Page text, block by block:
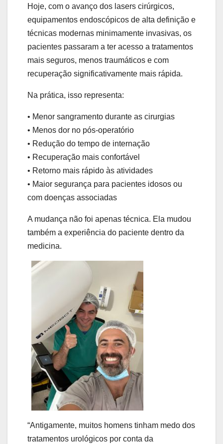
Hoje, com o avanço dos lasers cirúrgicos,
equipamentos endoscópicos de alta definição e
técnicas modernas minimamente invasivas, os
pacientes passaram a ter acesso a tratamentos
mais seguros, menos traumáticos e com
recuperação significativamente mais rápida.
Na prática, isso representa:
• Menor sangramento durante as cirurgias
• Menos dor no pós-operatório
• Redução do tempo de internação
• Recuperação mais confortável
• Retorno mais rápido às atividades
• Maior segurança para pacientes idosos ou
com doenças associadas
A mudança não foi apenas técnica. Ela mudou
também a experiência do paciente dentro da
medicina.
“Antigamente, muitos homens tinham medo dos
tratamentos urológicos por conta da